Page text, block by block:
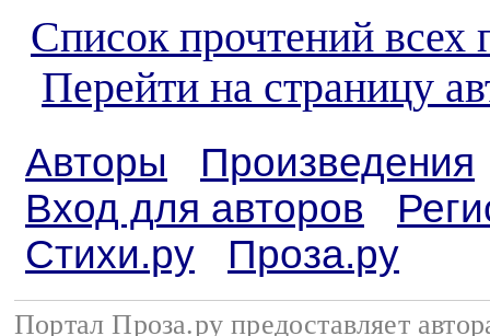
Список прочтений всех
Перейти на страницу
Авторы
Произведения
Вход для авторов
Стихи.ру
Проза.ру
Портал Проза.ру предоставляет